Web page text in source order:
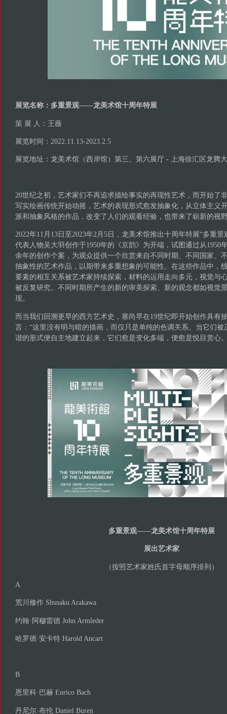
展览名称：多重景观——龙美术馆十周年特展
策 展 人：王薇
展览时间：2022.11.13-2023.2.5
展览地址：龙美术馆（西岸馆）第三、第六展厅 - 上海徐汇区龙腾
20世纪之初，艺术家们不再追求描绘事实的再现性艺术，而开始了
写实绘画传统开始动摇，艺术的表现形式愈发抽象化，从立体主 义
派和抽象风格的作品，改变了人们的观看经验，也带来了崭新的视
2022年11月13日至2023年2月5日，龙美术馆推出十周年特展“多重
代表人物吴大羽创作于1950年的《京韵》为开端，试图通过从1950
余年的创作个案，为观众提供一个欣赏来自不同时期、不同国家、
抽象性的艺术作品，以期带来多重想象的可能性。在这些作品中，
要素的相互关系被艺术家持续探索，材料的运用走向多元，视觉与
被反复研究。不同时期所产生的新的审美探索、新的观念都如视觉
现。
而当我们回溯更早的西方艺术史，塞尚早在19世纪即开始创作具有
言：“这里没有明与暗的描画，而仅只是单纯的色调关系。当它们被
谐的形式便自主地建立起来，它们愈是变化多端，便愈是悦目赏心
多重景观——龙美术馆十周年特展
展出艺术家
（按照艺术家姓氏首字母顺序排列）
A
荒川修作 Shusaku Arakawa
约翰·阿穆雷德 John Armleder
哈罗德·安卡特 Harold Ancart
B
恩里科·巴赫 Enrico Bach
丹尼尔·布伦 Daniel Buren